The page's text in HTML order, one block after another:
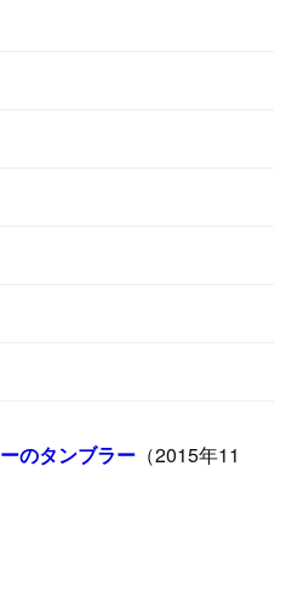
のタンブラー （2015年11